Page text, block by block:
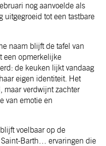
nog aanvoelde als
uitgegroeid tot een tastbare
naam blijft de tafel van
een opmerkelijke
de keuken lijkt vandaag
eigen identiteit. Het
maar verdwijnt zachter
van emotie en
voelbaar op de
Barth… ervaringen die